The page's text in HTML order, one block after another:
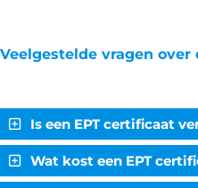
Veelgestelde vragen over
Is een EPT certificaat
Wat kost een EPT